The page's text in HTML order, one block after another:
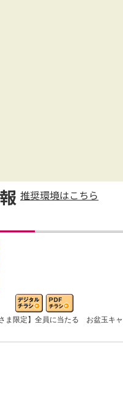
推奨環境はこちら
さま限定】全員に当たる お盆玉キ